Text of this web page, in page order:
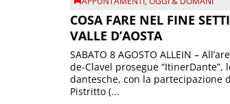
COSA FARE NEL FINE
VALLE D’AOSTA
SABATO 8 AGOSTO ALLEIN –
de-Clavel prosegue “ItinerDante”,
dantesche, con la partecipazione
Pistritto (...